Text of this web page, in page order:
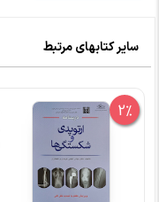
سایر کتابهای مرتبط
2%